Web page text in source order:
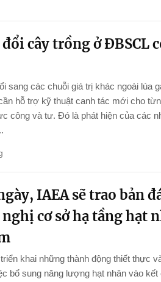
cây trồng ở ĐBSCL
sang các chuỗi giá trị khác ngoài lúa
hỗ trợ kỹ thuật canh tác mới cho
công và tư. Đó là phát hiện của các
IAEA sẽ trao bản
cơ sở hạ tầng hạt
khai những thành động thiết thực
bổ sung năng lượng hạt nhân vào